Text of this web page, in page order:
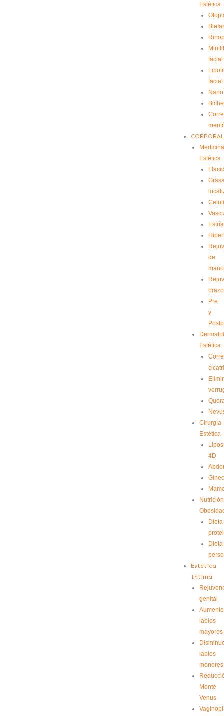
Estética
facial
facial
CORPORAL
Estética
de
Pre
y
Estética
Cirurgía
Estética
4D
Dieta
Dieta
Estética
Intima
genital
Aumento
labios
mayores
labios
menores
Monte
Venus